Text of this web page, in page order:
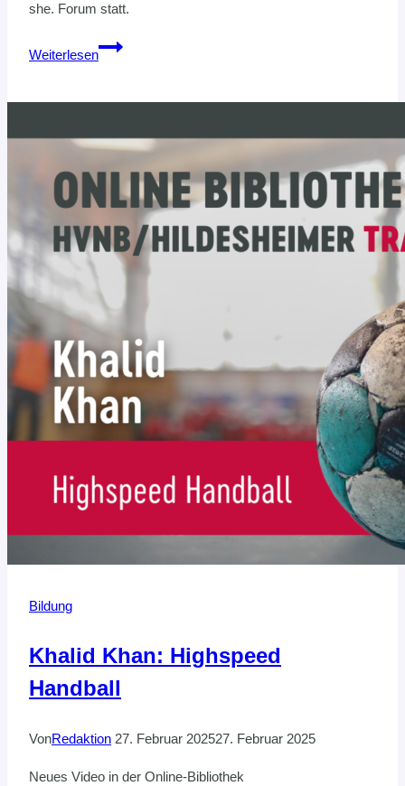
she. Forum statt.
Weiterlesen
Trainerin-
HVNB
Bildung
Khalid Khan: Highspeed
Handball
VonRedaktion 27. Februar 202527. Februar 2025
Neues Video in der Online-Bibliothek